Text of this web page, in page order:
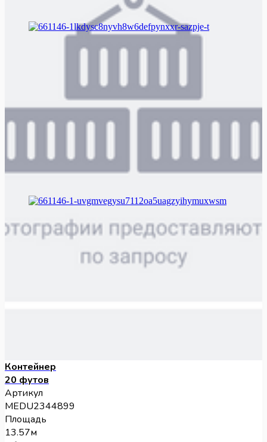
Контейнер
20 футов
Артикул
MEDU2344899
Площадь
13.57м